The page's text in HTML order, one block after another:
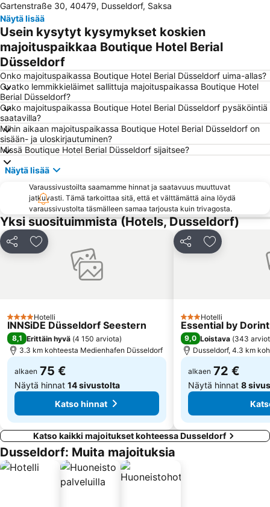
Messe Essen
Düsseldorf Stadtmitte
Duisburgin päärautatieasema
Fühlinger See
ISS Dome
Kaisergarten
Bahnhof Düsseldorf Flughafen
Weihnachtsmarkt Düsseldorf
Altstadt-Nord
Marienburg
Equitana Equestrian Sports World Fair
Pempelfort
Königsallee
TuRU 1880
Ehrenfeld
Alter Markt Köln
Gelsenkirchenin päärautatieasema
Hauptbahnhof Essen
Stadtkern
Zollverein
Altstadt
Movie Park Germany
Oberkassel
Unterrath
Gerresheim
Medienhafen Düsseldorf
Bilk
Gartenstraße 30, 40479, Dusseldorf, Saksa
Näytä lisää
Usein kysytyt kysymykset koskien
majoituspaikkaa Boutique Hotel Berial
Düsseldorf
Onko majoituspaikassa Boutique Hotel Berial Düsseldorf uima-allas?
Ovatko lemmikkieläimet sallittuja majoituspaikassa Boutique Hotel
Berial Düsseldorf?
Onko majoituspaikassa Boutique Hotel Berial Düsseldorf pysäköintiä
saatavilla?
Mihin aikaan majoituspaikassa Boutique Hotel Berial Düsseldorf on
sisään- ja uloskirjautuminen?
Missä Boutique Hotel Berial Düsseldorf sijaitsee?
Näytä lisää
Varaussivustoilta saamamme hinnat ja saatavuus muuttuvat
jatkuvasti. Tämä tarkoittaa sitä, että et välttämättä aina löydä
varaussivustolta täsmälleen samaa tarjousta kuin trivagosta.
Yksi suosituimmista (Hotels, Dusseldorf)
Jaa Lisää suosikkeihin
4 Tähtiluokitus
Hotelli
INNSiDE Düsseldorf Seestern
8,1 Erittäin hyvä (4 150 arviota)
3.3 km kohteesta Medienhafen Düsseldorf
alkaen 75 €
Näytä hinnat 14 sivustolta
Katso hinnat
Jaa Lisää
3 Tähtiluokitus
Hotelli
Essential by
9,0 Loistava (343
Dusseldorf, 4.3 km
alkaen 72 €
Näytä hinnat 8
Katso kaikki majoitukset kohteessa Dusseldorf
Dusseldorf: Muita majoituksia